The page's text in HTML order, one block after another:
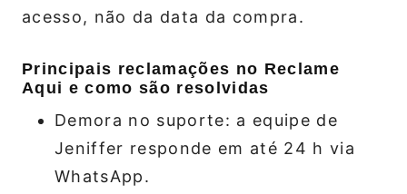
acesso, não da data da compra.
Principais reclamações no Reclame
Aqui e como são resolvidas
Demora no suporte: a equipe de
Jeniffer responde em até 24 h via
WhatsApp.